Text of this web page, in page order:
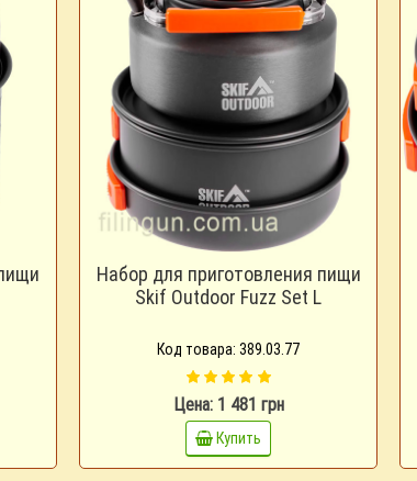
Набор для приготовления пищи
Skif Outdoor Fuzz Set L
Код товара: 389.03.77
Цена: 1 481 грн
Купить